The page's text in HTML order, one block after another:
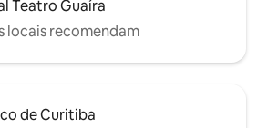
Teatro Guaíra
locais recomendam
de Curitiba